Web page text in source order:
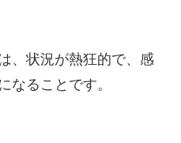
、状況が熱狂的で、感
なることです。